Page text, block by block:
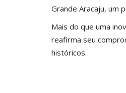
Grande Aracaju, um
Mais do que uma
reafirma seu
históricos.